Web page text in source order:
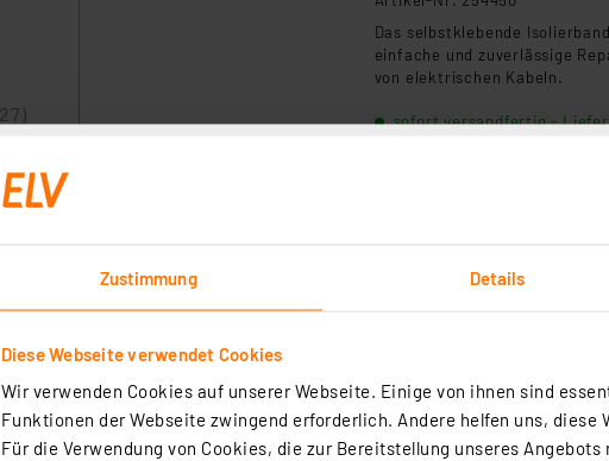
Zustimmung Details
Diese Webseite verwendet Cookies
Wir verwenden Cookies auf unserer Webseite. Einige von ihnen sind
Funktionen der Webseite zwingend erforderlich. Andere helfen uns, diese
Für die Verwendung von Cookies, die zur Bereitstellung unseres
Das selbstklebende
einfache und zuverlässige
von elektrischen Kabeln.
sofort versandfertig -
Artikel-Nr. 254451
sofort versandfertig -